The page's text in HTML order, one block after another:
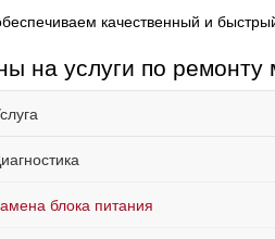
качественный и
на услуги по ремонту
блока питания